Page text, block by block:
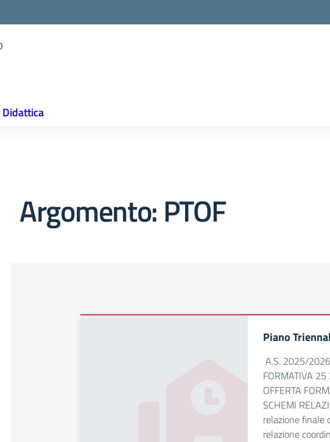
Didattica
Argomento: PTOF
Piano
A.S. 2025/
FORMATIVA
OFFERTA
SCHEMI
relazione finale
relazione